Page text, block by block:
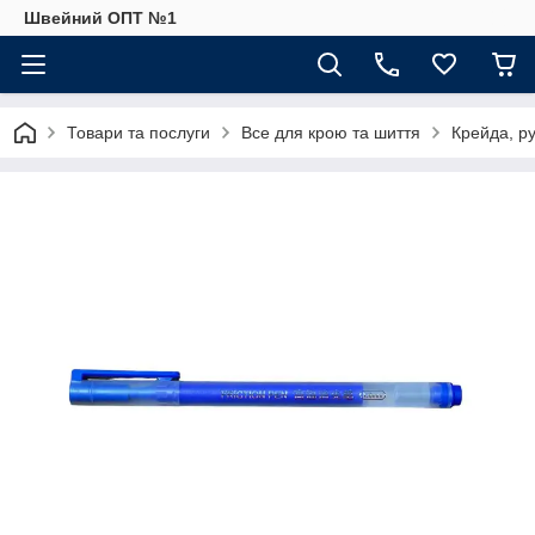
Швейний ОПТ №1
Товари та послуги Все для крою та шиття Крейда,